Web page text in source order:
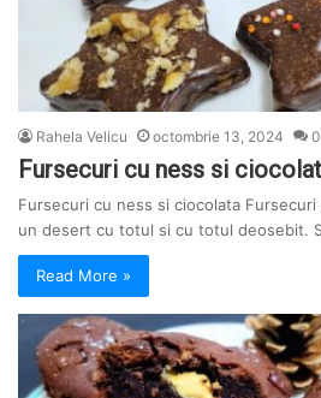
Rahela Velicu octombrie 13, 2024 0
Fursecuri cu ness si
Fursecuri cu ness si ciocolata
un desert cu totul si cu totul deosebit.
Read More »